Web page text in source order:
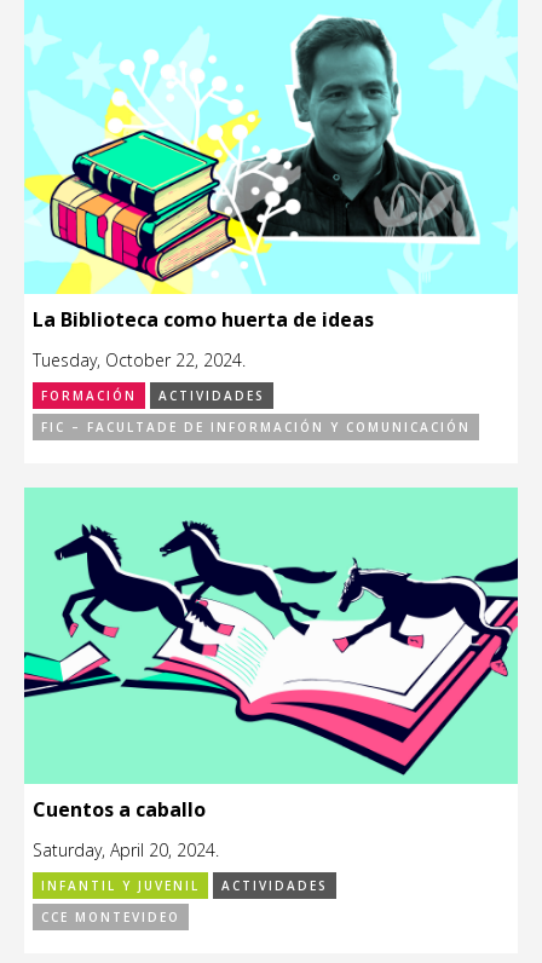
La Biblioteca como huerta de ideas
Tuesday, October 22, 2024.
FORMACIÓN
ACTIVIDADES
FIC – FACULTADE DE INFORMACIÓN Y COMUNICACIÓN
Cuentos a caballo
Saturday, April 20, 2024.
INFANTIL Y JUVENIL
ACTIVIDADES
CCE MONTEVIDEO